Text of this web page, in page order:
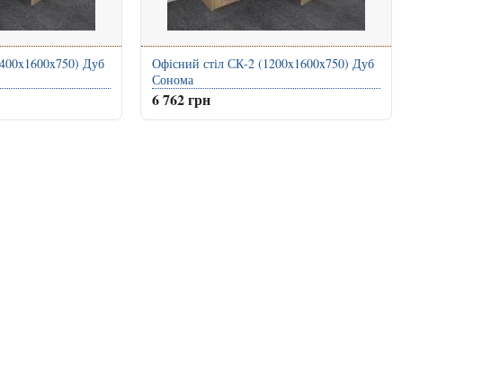
Дуб
Офісний стіл СК-2 (1200x1600x750) Дуб
Сонома
6 762 грн